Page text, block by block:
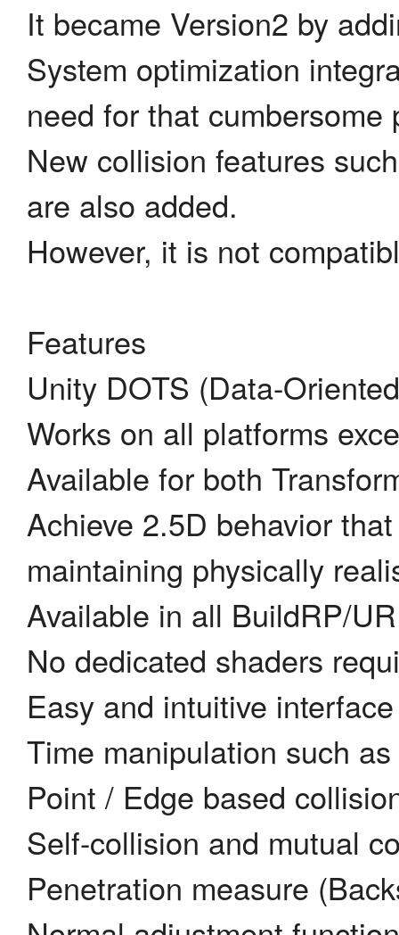
It became Version2 by
System optimization
need for that
New collision features
are also added.
However, it is not
Features
Unity DOTS (Data-
Works on all platforms
Available for both
Achieve 2.5D behavior
maintaining physically
Available in all BuildRP/
No dedicated shaders
Easy and intuitive
Time manipulation such
Point / Edge based
Self-collision and mutual
Penetration measure